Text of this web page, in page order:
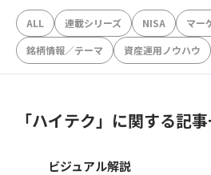
ALL 連載シリーズ NISA マー
銘柄情報／テーマ
資産運用ノウハウ
「ハイテク」に関する記
ビジュアル解説